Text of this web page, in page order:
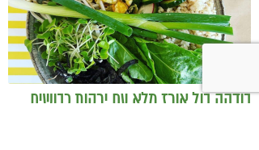
בודהה בול אורז מלא עם ירקות כבושים